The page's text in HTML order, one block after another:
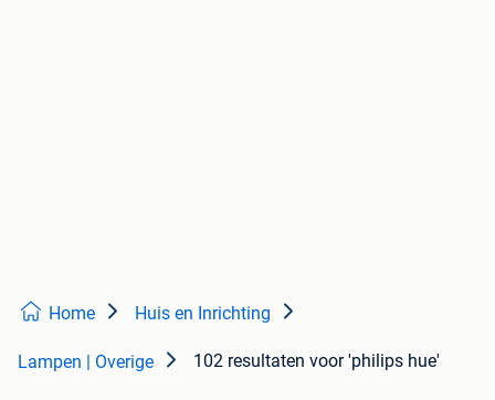
Home Huis en Inrichting
Lampen | Overige 102 resultaten voor 'philips hue'